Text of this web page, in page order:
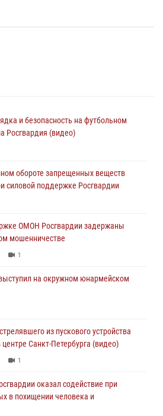
и безопасность на футбольном
Росгвардия (видео)
обороте запрещенных веществ
силовой поддержке Росгвардии
ОМОН Росгвардии задержаны
мошенничестве
1
на окружном юнармейском
из пускового устройства
Санкт-Петербурга (видео)
1
оказал содействие при
в похищении человека и